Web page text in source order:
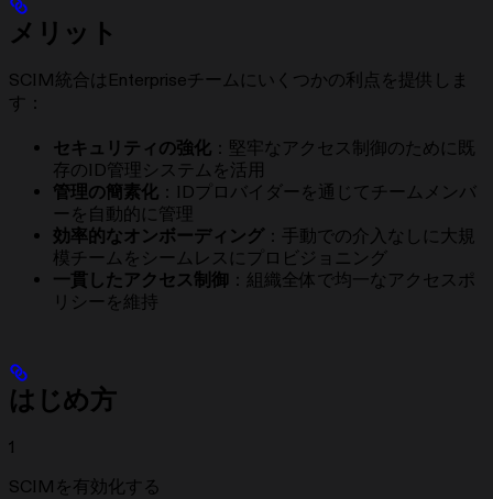
メリット
SCIM統合はEnterpriseチームにいくつかの利点を提供しま
す：
セキュリティの強化 ：堅牢なアクセス制御のために既
存のID管理システムを活用
管理の簡素化 ：IDプロバイダーを通じてチームメンバ
ーを自動的に管理
効率的なオンボーディング：手動での介入なしに大規
模チームをシームレスにプロビジョニング
一貫したアクセス制御 ：組織全体で均一なアクセスポ
リシーを維持
はじめ方
1
SCIMを有効化する